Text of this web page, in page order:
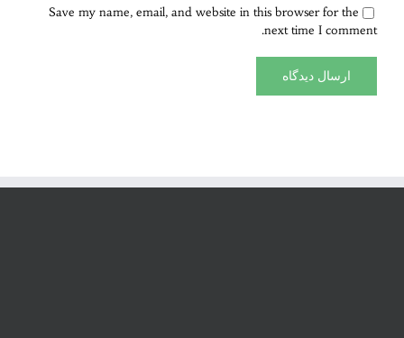
Save my name, email, and website in this browser for the
next time I comment.